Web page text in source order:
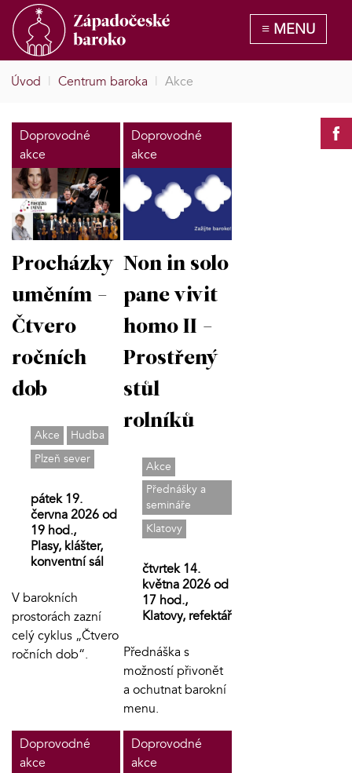
Úvod | Centrum baroka | Akce
Doprovodné
akce
Procházky
uměním -
Čtvero
ročních
dob
Akce
Hudba
Plzeň sever
pátek 19.
června 2026 od
19 hod.,
Plasy, klášter,
konventní sál
V barokních
prostorách zazní
celý cyklus „Čtvero
ročních dob“.
Doprovodné
akce
Non in solo
pane vivit
homo II -
Prostřený
stůl
rolníků
Akce
Přednášky a
semináře
Klatovy
čtvrtek 14.
května 2026 od
17 hod.,
Klatovy, refektář
Přednáška s
možností přivonět
a ochutnat barokní
menu.
Doprovodné
akce
Doprovodné
akce